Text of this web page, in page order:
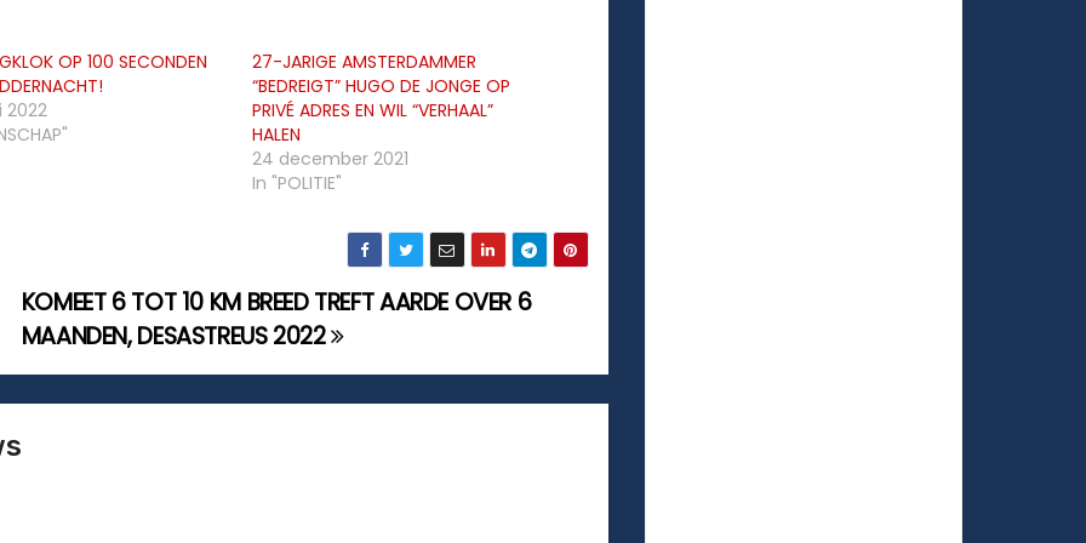
OP 100 SECONDEN
2022
27-JARIGE AMSTERDAMMER
“BEDREIGT” HUGO DE JONGE OP
PRIVÉ ADRES EN WIL “VERHAAL”
HALEN
24 december 2021
In "POLITIE"
KOMEET 6 TOT 10 KM BREED TREFT AARDE OVER 6
MAANDEN, DESASTREUS 2022